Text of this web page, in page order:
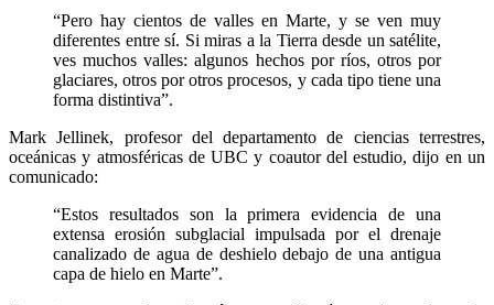
“Pero hay cientos de valles en Marte, y se ven muy
diferentes entre sí. Si miras a la Tierra desde un satélite,
ves muchos valles: algunos hechos por ríos, otros por
glaciares, otros por otros procesos, y cada tipo tiene una
forma distintiva”.
Mark Jellinek, profesor del departamento de ciencias terrestres,
oceánicas y atmosféricas de UBC y coautor del estudio, dijo en un
comunicado:
“Estos resultados son la primera evidencia de una
extensa erosión subglacial impulsada por el drenaje
canalizado de agua de deshielo debajo de una antigua
capa de hielo en Marte”.